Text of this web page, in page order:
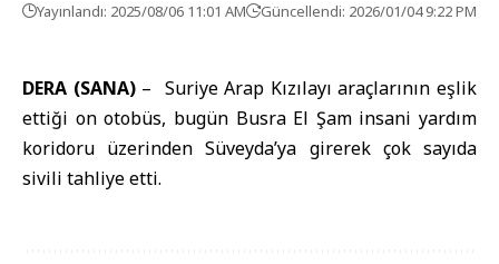
Yayınlandı: 2025/08/06 11:01 AM Güncellendi: 2026/01/04 9:22 PM
DERA (SANA)– Suriye Arap Kızılayı araçlarının eşlik
ettiği on otobüs, bugün Busra El Şam insani yardım
koridoru üzerinden Süveyda’ya girerek çok sayıda
sivili tahliye etti.